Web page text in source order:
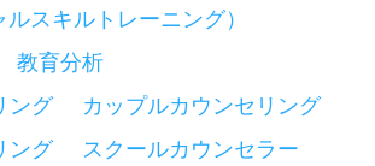
スキルトレーニング）
教育分析
ング
カップルカウンセリング
ング
スクールカウンセラー